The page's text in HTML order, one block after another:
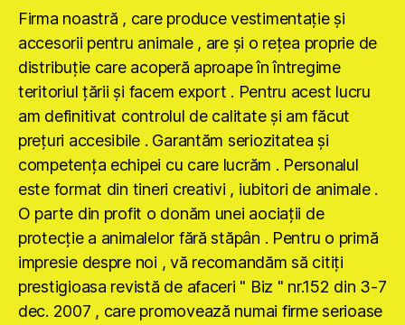
Firma noastră , care produce vestimentaţie şi
accesorii pentru animale , are şi o reţea proprie de
distribuţie care acoperă aproape în întregime
teritoriul ţării şi facem export . Pentru acest lucru
am definitivat controlul de calitate şi am făcut
preţuri accesibile . Garantăm seriozitatea şi
competenţa echipei cu care lucrăm . Personalul
este format din tineri creativi , iubitori de animale .
O parte din profit o donăm unei aociaţii de
protecţie a animalelor fără stăpân . Pentru o primă
impresie despre noi , vă recomandăm să citiţi
prestigioasa revistă de afaceri " Biz " nr.152 din 3-7
dec. 2007 , care promovează numai firme serioase